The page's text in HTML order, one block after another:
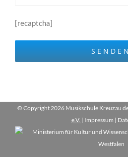
[recaptcha]
© Copyright 2026 Musikschule Kreuzau
e.V. | Impressum |